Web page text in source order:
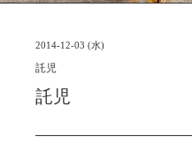
2014-12-03 (水)
託児
託児